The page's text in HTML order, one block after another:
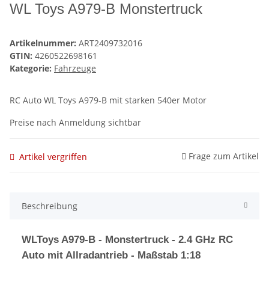
WL Toys A979-B Monstertruck
Artikelnummer: ART2409732016
GTIN: 4260522698161
Kategorie: Fahrzeuge
RC Auto WL Toys A979-B mit starken 540er Motor
Preise nach Anmeldung sichtbar
Artikel vergriffen Frage zum Artikel
Beschreibung
WLToys A979-B - Monstertruck - 2.4 GHz RC
Auto mit Allradantrieb - Maßstab 1:18